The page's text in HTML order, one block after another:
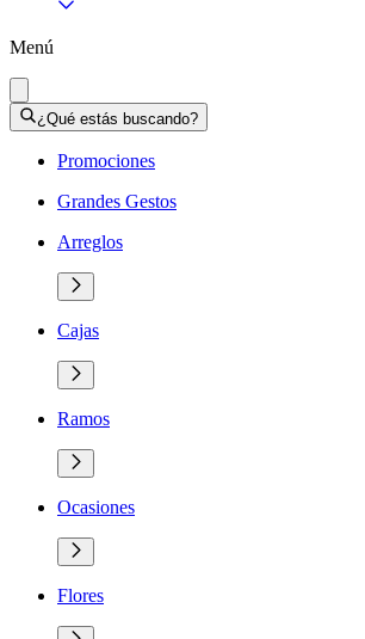
Menú
¿Qué estás buscando?
Promociones
Grandes Gestos
Arreglos
Cajas
Ramos
Ocasiones
Flores